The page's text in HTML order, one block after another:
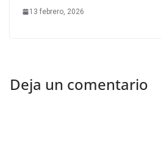
13 febrero, 2026
Deja un comentario